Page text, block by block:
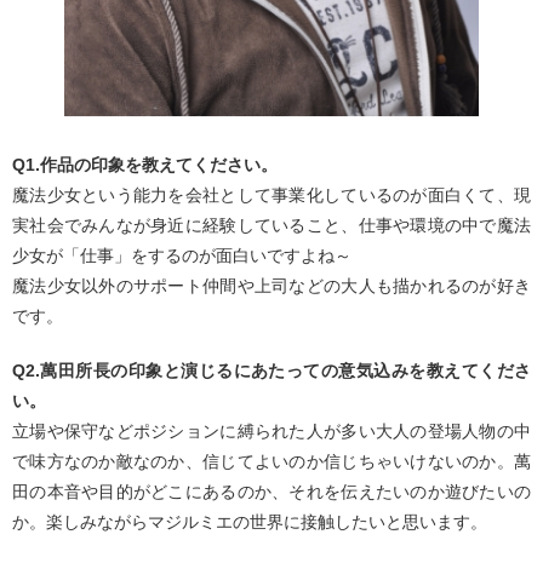
Q1.作品の印象を教えてください。
魔法少女という能力を会社として事業化しているのが面白くて、現
実社会でみんなが身近に経験していること、仕事や環境の中で魔法
少女が「仕事」をするのが面白いですよね～
魔法少女以外のサポート仲間や上司などの大人も描かれるのが好き
です。
Q2.萬田所長の印象と演じるにあたっての意気込みを教えてくださ
い。
立場や保守などポジションに縛られた人が多い大人の登場人物の中
で味方なのか敵なのか、信じてよいのか信じちゃいけないのか。萬
田の本音や目的がどこにあるのか、それを伝えたいのか遊びたいの
か。楽しみながらマジルミエの世界に接触したいと思います。